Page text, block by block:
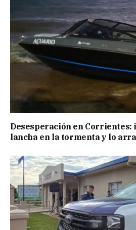
Desesperación en
lancha en la tormenta y lo